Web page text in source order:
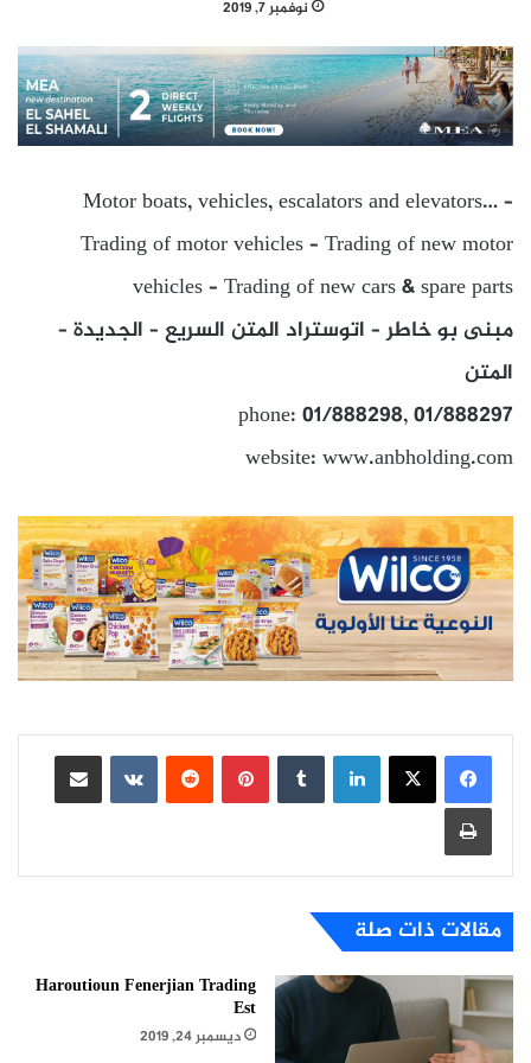
نوفمبر 7, 2019
Motor boats, vehicles, escalators and elevators… –
Trading of motor vehicles – Trading of new motor
vehicles – Trading of new cars & spare parts
مبنى بو خاطر – اتوستراد المتن السريع – الجديدة –
المتن
phone: 01/888298, 01/888297
website: www.anbholding.com
لينكدإن بينتيريست
مشاركة عبر البريد
طباعة
مقالات ذات صلة
Haroutioun Fenerjian Trading
Est
ديسمبر 24, 2019